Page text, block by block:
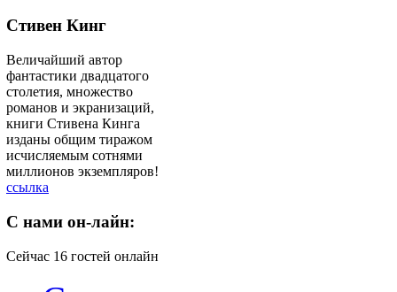
Стивен Кинг
Величайший автор
фантастики двадцатого
столетия, множество
романов и экранизаций,
книги Стивена Кинга
изданы общим тиражом
исчисляемым сотнями
миллионов экземпляров!
ссылка
C нами он-лайн:
Сейчас 16 гостей онлайн